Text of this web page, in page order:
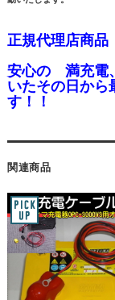
正規代理店
安心の 満充電
いたその日から
す！！
関連商品